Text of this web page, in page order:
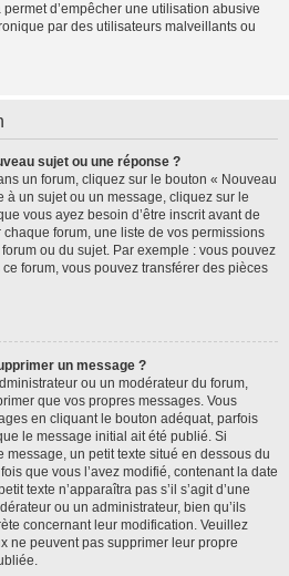
d’empêcher une utilisation abusive
par des utilisateurs malveillants ou
sujet ou une réponse ?
un forum, cliquez sur le bouton « Nouveau
un sujet ou un message, cliquez sur le
vous ayez besoin d’être inscrit avant de
forum, une liste de vos permissions
ou du sujet. Par exemple : vous pouvez
forum, vous pouvez transférer des pièces
un message ?
ou un modérateur du forum,
que vos propres messages. Vous
en cliquant le bouton adéquat, parfois
le message initial ait été publié. Si
message, un petit texte situé en dessous du
que vous l’avez modifié, contenant la date
texte n’apparaîtra pas s’il s’agit d’une
ou un administrateur, bien qu’ils
concernant leur modification. Veuillez
ne peuvent pas supprimer leur propre